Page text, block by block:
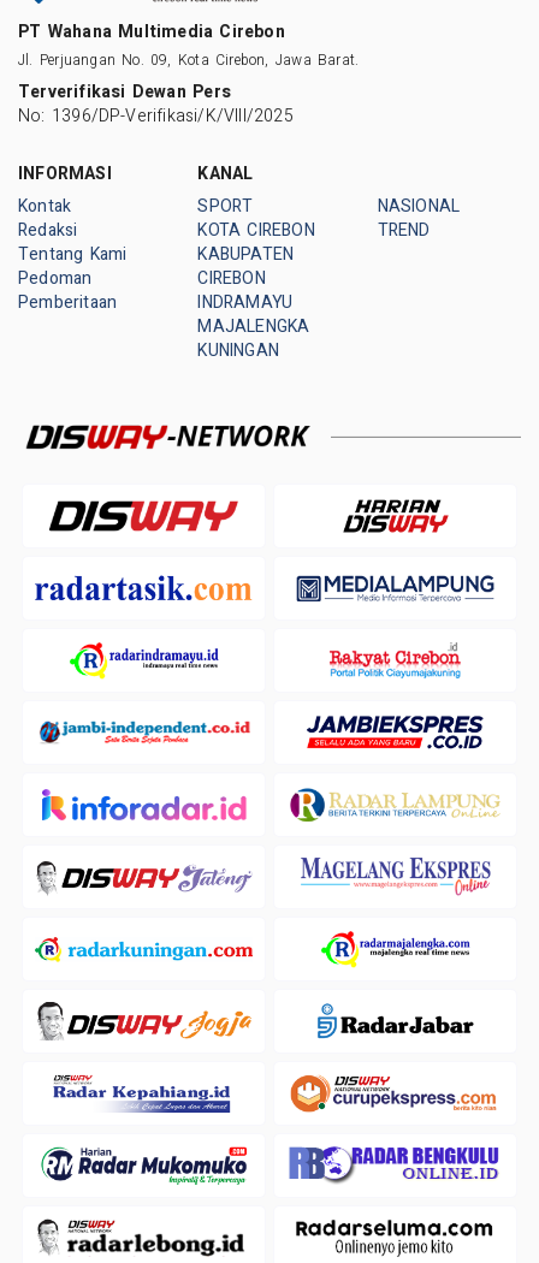
PT Wahana Multimedia Cirebon
Jl. Perjuangan No. 09, Kota Cirebon, Jawa Barat.
Terverifikasi Dewan Pers
No: 1396/DP-Verifikasi/K/VIII/2025
INFORMASI
Kontak
Redaksi
Tentang Kami
Pedoman
Pemberitaan
KANAL
SPORT
KOTA CIREBON
KABUPATEN
CIREBON
INDRAMAYU
MAJALENGKA
KUNINGAN
NASIONAL
TREND